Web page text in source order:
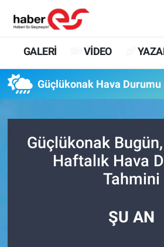
GALERİ VİDEO
Güçlükonak Hava Durumu
Güçlükonak Bugün,
Haftalık Hava
Tahmini
ŞU AN
GALERİ
GÜNDEM
SİYASET
Eskişehir Nöbetçi Eczaneler
Süper Lig Puan Durumu ve
Tüm Manşetler